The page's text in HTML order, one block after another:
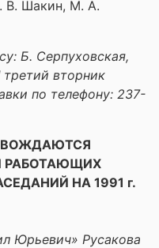
В. Шакин, М. А.
Б. Серпуховская,
третий вторник
по телефону: 237-
РАБОТАЮЩИХ
НА 1991 г.
Юрьевич» Русакова